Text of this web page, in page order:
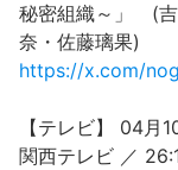
秘密組織～」 (吉
奈・佐藤璃果)
https://x.com/
【テレビ】 04
関西テレビ ／